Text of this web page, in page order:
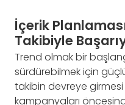
İçerik
Takibiyle
Trend olmak bir
sürdürebilmek için
takibin devreye girmesi
kampanyaları